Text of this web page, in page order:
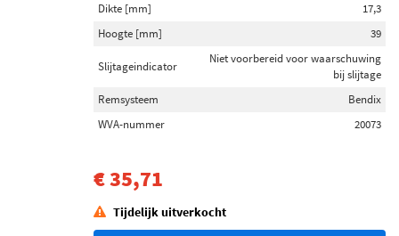
Dikte [mm]
17,3
Hoogte [mm]
39
Slijtageindicator
Niet voorbereid voor waarschuwing
bij slijtage
Remsysteem
Bendix
WVA-nummer
20073
€ 35,71
Tijdelijk uitverkocht